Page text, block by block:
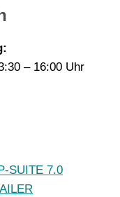
– 16:00 Uhr
SUITE 7.0